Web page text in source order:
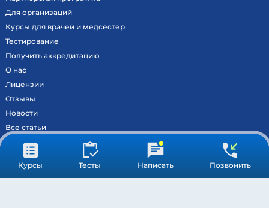
Курсы Тесты Написать Позвонить
Для организаций
Курсы для врачей и медсестер
Тестирование
Получить аккредитацию
О нас
Лицензии
Отзывы
Новости
Все статьи
Контакты
Вход на образовательный портал
Сведения